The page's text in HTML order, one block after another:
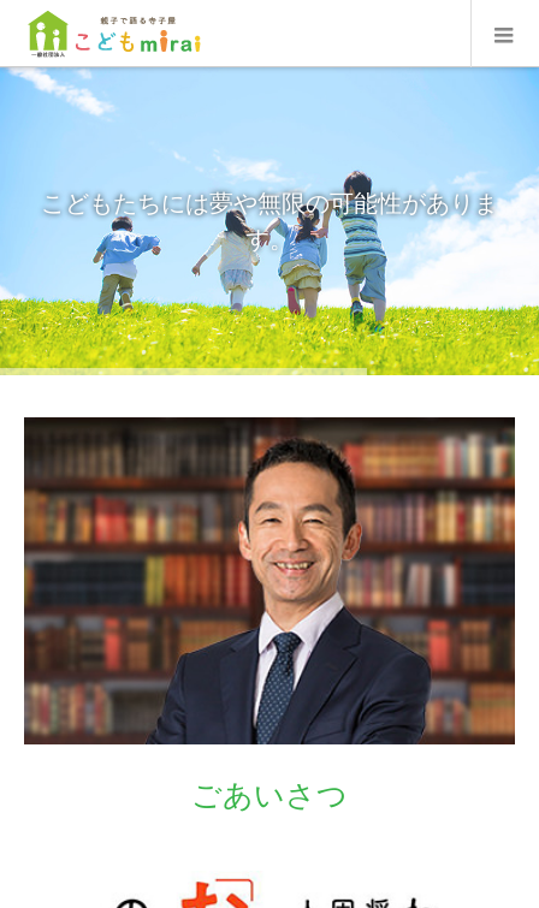
こどもたちには夢や無限の可能性がありま
す。
ごあいさつ